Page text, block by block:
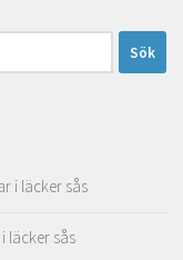
i läcker sås
läcker sås